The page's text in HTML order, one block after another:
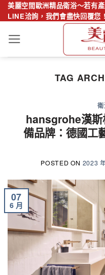
Skip
to
content
美麗空間歐洲精品衛浴～若有
LINE洽詢，我們會盡快回覆您
TAG
hansgrohe漢斯
備品牌：德國工
POSTED ON 2023
07
6 月